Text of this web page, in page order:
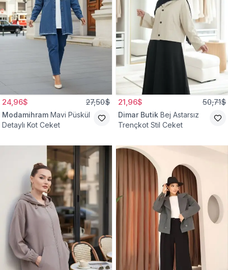
24,96$ 27,50$
Modamihram Mavi Püskül
Detaylı Kot Ceket
21,96$ 50,71$
Dimar Butik Bej Astarsız
Trençkot Stil Ceket